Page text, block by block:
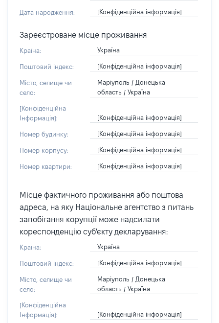
Дата народження: [Конфіденційна інформація]
Зареєстроване місце проживання
Країна: Україна
Поштовий індекс: [Конфіденційна інформація]
Місто, селище чи
село:
Маріуполь / Донецька
область / Україна
[Конфіденційна
Інформація]:
[Конфіденційна інформація]
Номер будинку: [Конфіденційна інформація]
Номер корпусу: [Конфіденційна інформація]
Номер квартири: [Конфіденційна інформація]
Місце фактичного проживання або поштова
адреса, на яку Національне агентство з питань
запобігання корупції може надсилати
кореспонденцію суб'єкту декларування:
Країна: Україна
Поштовий індекс: [Конфіденційна інформація]
Місто, селище чи
село:
Маріуполь / Донецька
область / Україна
[Конфіденційна
Інформація]:
[Конфіденційна інформація]